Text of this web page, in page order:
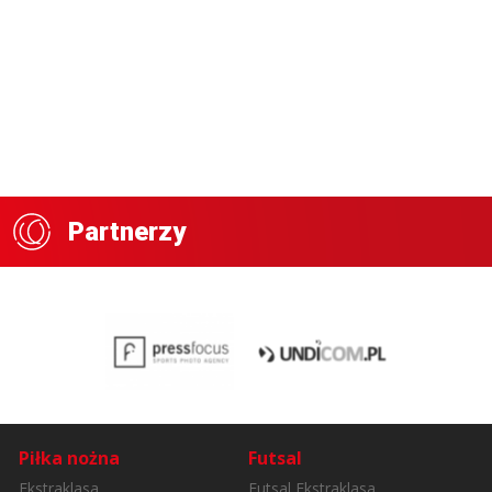
Partnerzy
Piłka nożna Futsal